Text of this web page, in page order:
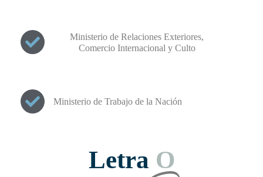
Ministerio de Relaciones Exteriores,
Comercio Internacional y Culto
Ministerio de Trabajo de la Nación
Letra O